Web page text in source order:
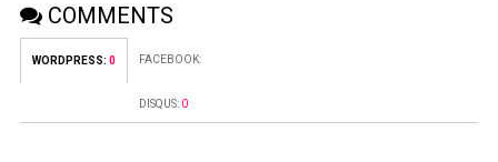
COMMENTS
WORDPRESS: 0 FACEBOOK:
DISQUS: 0